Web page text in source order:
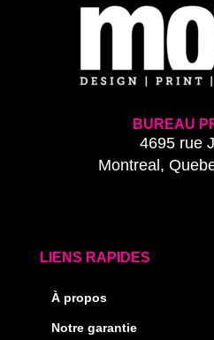
BUREAU
4695 rue
Montreal,
LIENS RAPIDES
À propos
Notre garantie